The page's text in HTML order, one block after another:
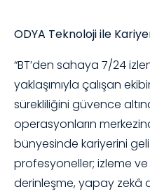
ODYA Teknoloji ile
“BT’den sahaya 7/24
yaklaşımıyla çalışan
sürekliliğini güvence
operasyonların
bünyesinde kariyerini
profesyoneller; izleme
derinleşme, yapay zekâ